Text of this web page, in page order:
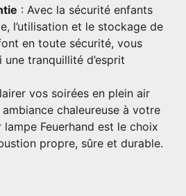
: Avec la sécurité enfants
l’utilisation et le stockage de
en toute sécurité, vous
tranquillité d’esprit
vos soirées en plein air
chaleureuse à votre
lampe Feuerhand est le choix
propre, sûre et durable.